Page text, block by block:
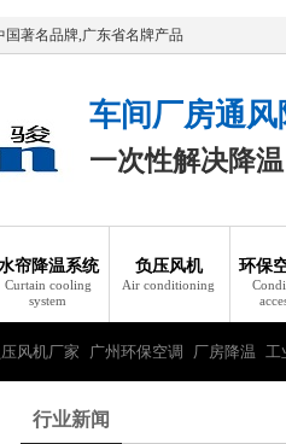
著名品牌,广东省名牌产品
车间厂房通
一次性解决降
帘降温系统
Curtain cooling
system
负压风机
Air conditioning
环保
风机厂家 广州环保空调 厂房降温 工
行业新闻